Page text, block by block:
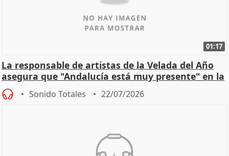
01:17
La responsable de artistas de la Velada del Año
asegura que "Andalucía está muy presente" en la
cita
Sonido Totales 22/07/2026